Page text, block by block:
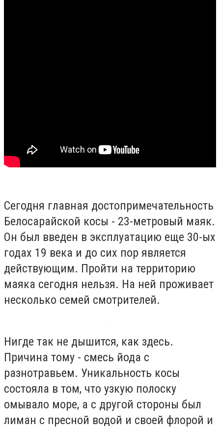
Сегодня главная достопримечательность
Белосарайской косы - 23-метровый маяк.
Он был введен в эксплуатацию еще 30-ых
годах 19 века и до сих пор является
действующим. Пройти на территорию
маяка сегодня нельзя. На ней проживает
несколько семей смотрителей.
Нигде так не дышится, как здесь.
Причина тому - смесь йода с
разнотравьем. Уникальность косы
состояла в том, что узкую полоску
омывало море, а с другой стороны был
лиман с пресной водой и своей флорой и